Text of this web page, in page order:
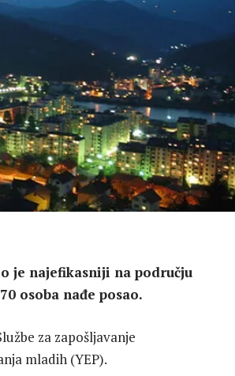
je najefikasniji na području
osoba nađe posao.
za zapošljavanje
mladih (YEP).